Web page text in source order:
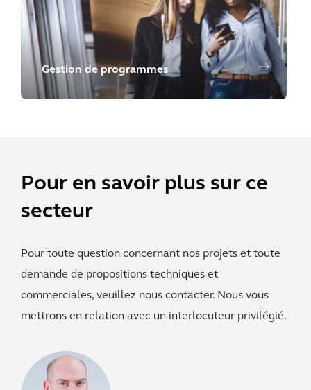
Gestion de programmes
Pour en savoir plus sur ce
secteur
Pour toute question concernant nos projets et toute
demande de propositions techniques et
commerciales, veuillez nous contacter. Nous vous
mettrons en relation avec un interlocuteur privilégié.